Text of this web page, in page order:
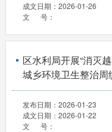
成文日期： 2026-01-26
文 号：
区水利局开展“消灭
城乡环境卫生整治周
发布日期： 2026-01-23
成文日期： 2026-01-22
文 号：